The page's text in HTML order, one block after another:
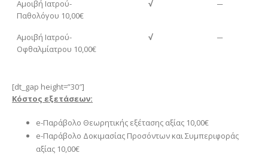
Αμοιβή Ιατρού-
Παθολόγου 10,00€
√ ─
Αμοιβή Ιατρού-
Οφθαλμίατρου 10,00€
√ ─
[dt_gap height=”30″]
Κόστος εξετάσεων:
e-Παράβολο Θεωρητικής εξέτασης αξίας 10,00€
e-Παράβολο Δοκιμασίας Προσόντων και Συμπεριφοράς
αξίας 10,00€